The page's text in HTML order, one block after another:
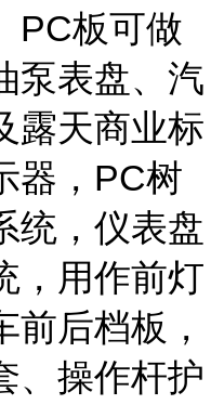
PC板可做
泵表盘、汽
露天商业标
器，PC树
统，仪表盘
，用作前灯
后档板，
、操作杆护